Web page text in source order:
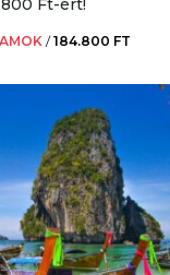
Ft-ért!
/184.800 FT